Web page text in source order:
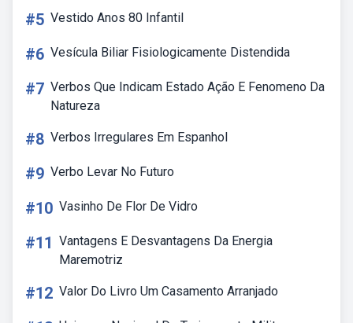
#5 Vestido Anos 80 Infantil
#6 Vesícula Biliar Fisiologicamente Distendida
#7 Verbos Que Indicam Estado Ação E Fenomeno Da
Natureza
#8 Verbos Irregulares Em Espanhol
#9 Verbo Levar No Futuro
#10 Vasinho De Flor De Vidro
#11 Vantagens E Desvantagens Da Energia
Maremotriz
#12 Valor Do Livro Um Casamento Arranjado